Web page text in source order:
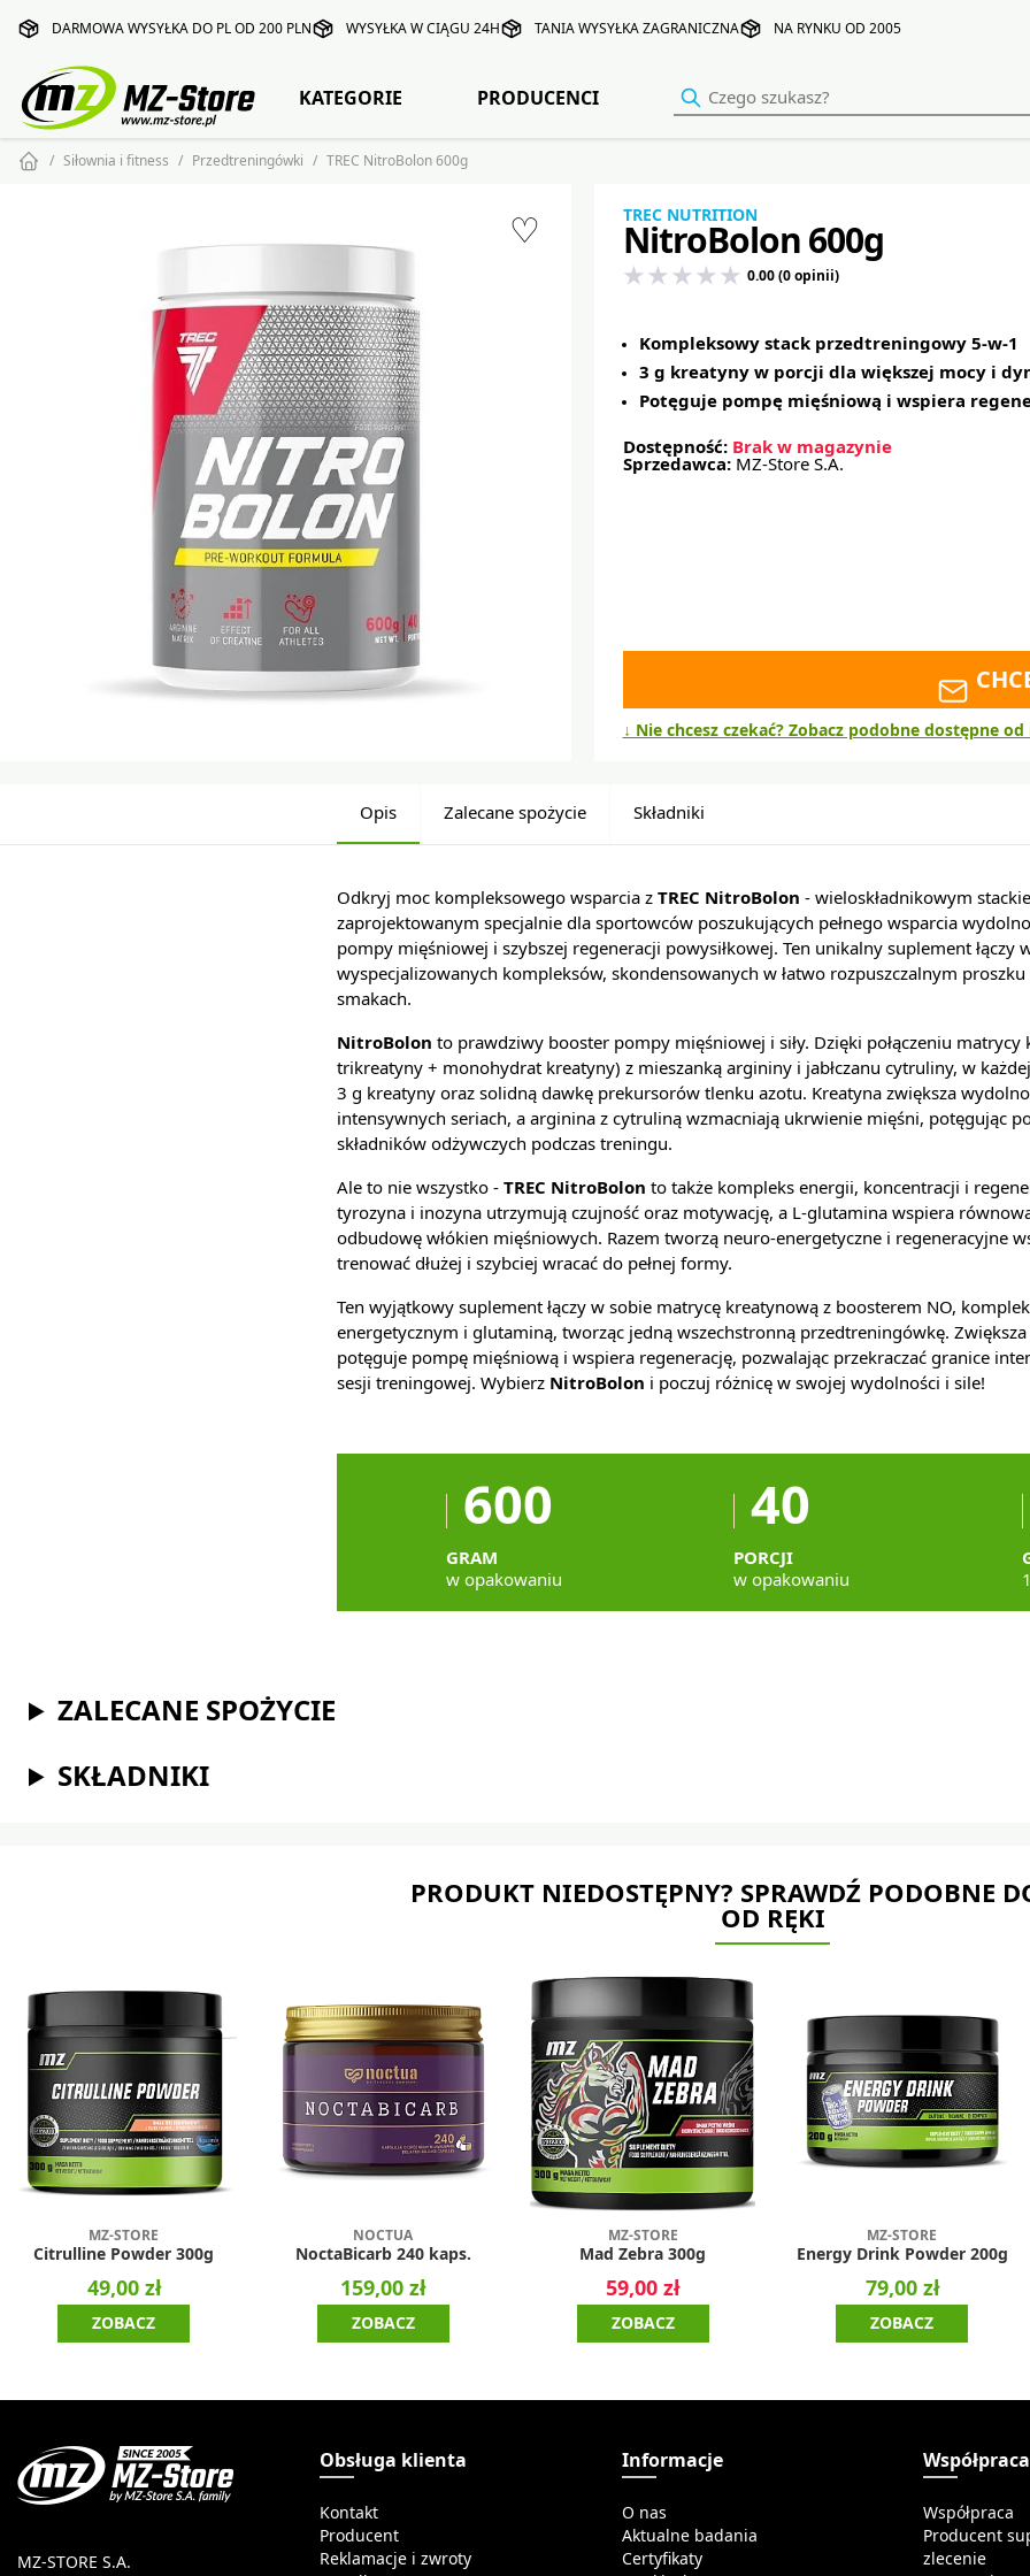
DARMOWA WYSYŁKA DO PL OD 200 PLN WYSYŁKA W CIĄGU 24H TANIA WYSYŁKA ZAGRANICZNA NA RYNKU OD 2005
KATEGORIE PRODUCENCI
Siłownia i fitness Przedtreningówki TREC NitroBolon 600g
♡ TREC NUTRITION
NitroBolon 600g
0.00 (0 opinii)
Kompleksowy stack przedtreningowy 5-w-1
3 g kreatyny w porcji dla większej mocy i
Potęguje pompę mięśniową i wspiera
Dostępność: Brak w magazynie
Sprzedawca: MZ-Store S.A.
↓ Nie chcesz czekać? Zobacz podobne dostępne od
Opis Zalecane spożycie Składniki
Odkryj moc kompleksowego wsparcia z TREC NitroBolon - wieloskładnikowym
zaprojektowanym specjalnie dla sportowców poszukujących pełnego wsparcia
pompy mięśniowej i szybszej regeneracji powysiłkowej. Ten unikalny suplement łączy
wyspecjalizowanych kompleksów, skondensowanych w łatwo rozpuszczalnym proszku
smakach.
NitroBolon to prawdziwy booster pompy mięśniowej i siły. Dzięki połączeniu matrycy
trikreatyny + monohydrat kreatyny) z mieszanką argininy i jabłczanu cytruliny, w
3 g kreatyny oraz solidną dawkę prekursorów tlenku azotu. Kreatyna zwiększa
intensywnych seriach, a arginina z cytruliną wzmacniają ukrwienie mięśni, potęgując
składników odżywczych podczas treningu.
Ale to nie wszystko - TREC NitroBolon to także kompleks energii, koncentracji i
tyrozyna i inozyna utrzymują czujność oraz motywację, a L-glutamina wspiera
odbudowę włókien mięśniowych. Razem tworzą neuro-energetyczne i regeneracyjne
trenować dłużej i szybciej wracać do pełnej formy.
Ten wyjątkowy suplement łączy w sobie matrycę kreatynową z boosterem NO,
energetycznym i glutaminą, tworząc jedną wszechstronną przedtreningówkę. Zwiększa
potęguje pompę mięśniową i wspiera regenerację, pozwalając przekraczać granice
sesji treningowej. Wybierz NitroBolon i poczuj różnicę w swojej wydolności i sile!
600
GRAM
w opakowaniu
40
PORCJI
w opakowaniu
ZALECANE SPOŻYCIE
SKŁADNIKI
PRODUKT NIEDOSTĘPNY? SPRAWDŹ PODOBNE
OD RĘKI
MZ-STORE
Citrulline Powder 300g
49,00 zł
ZOBACZ
NOCTUA
NoctaBicarb 240 kaps.
159,00 zł
ZOBACZ
MZ-STORE
Mad Zebra 300g
59,00 zł
ZOBACZ
MZ-STORE
Energy Drink Powder 200g
79,00 zł
ZOBACZ
MZ-STORE S.A.
Obsługa klienta
Kontakt
Producent
Reklamacje i zwroty
Informacje
O nas
Aktualne badania
Certyfikaty
Współpraca
Współpraca
Producent
zlecenie